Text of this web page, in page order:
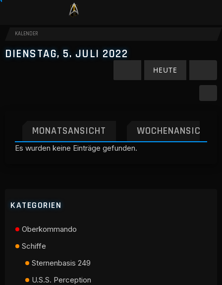
KALENDER
DIENSTAG, 5. JULI 2022
HEUTE
MONATSANSICHT WOCHENANSICHT
Es wurden keine Einträge gefunden.
KATEGORIEN
Oberkommando
Schiffe
Sternenbasis 249
U.S.S. Perception